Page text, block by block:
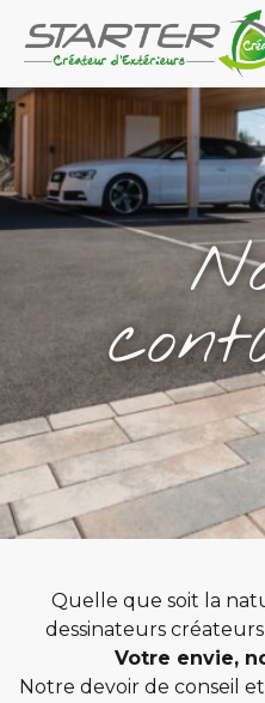
Quelle que soit la
dessinateurs
Votre envie,
Notre devoir de conseil